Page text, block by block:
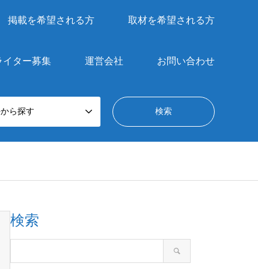
掲載を希望される方 取材を希望される方
イター募集 運営会社 お問い合わせ
ら探す
検索